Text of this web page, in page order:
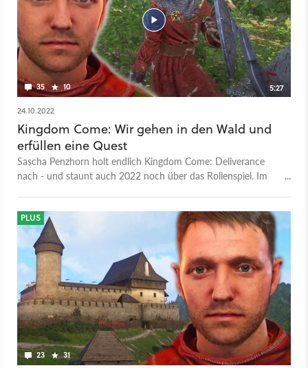
35 10
5:27
24.10.2022
Kingdom Come: Wir gehen in den Wald und
erfüllen eine Quest
Sascha Penzhorn holt endlich Kingdom Come: Deliverance
nach - und staunt auch 2022 noch über das Rollenspiel. Im
von Banditen festgehalten wird. Kingdom Come: Deliverance
erschien 2018 und ist für uns eines der 10 besten Open-
World-Spiele aller Zeiten. Das Abenteuer von Schmiedesohn
Henry im detailliert nachgebildeten Böhmen verzauberte
damals mit spektakulärer Grafik und absolut glaubhafter
Mittelalteratmosphäre. Es ist bis heute jedoch nicht für jeden
Spielertyp geeignet - auch des gewöhnungsbedürftigen
Kampfsystems wegen.
23 31
PLUS